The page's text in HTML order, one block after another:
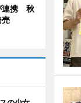
連携 秋